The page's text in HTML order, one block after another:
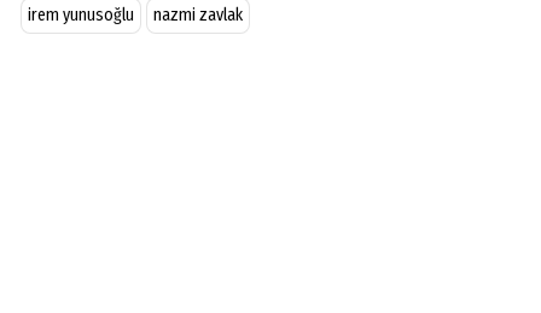
irem yunusoğlu
nazmi zavlak